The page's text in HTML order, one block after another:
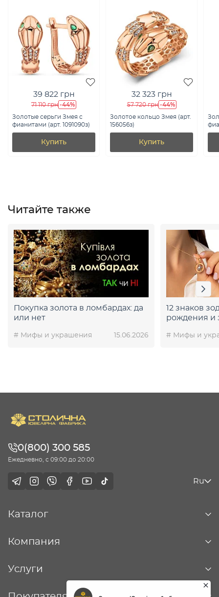
39 822 грн
71 110 грн -44%
Золотые серьги Змея с
фианитами (арт. 1091090з)
Купить
32 323 грн
57 720 грн -44%
Золотое кольцо Змея (арт.
156056з)
Купить
Читайте также
Покупка золота в ломбардах: да
или нет
# Мифы и украшения 15.06.2026
12 знаков
рождения и
# Мифы и
0(800) 300 585
Ежедневно, с 09:00 до 20:00
Ru
Каталог
Компания
Услуги